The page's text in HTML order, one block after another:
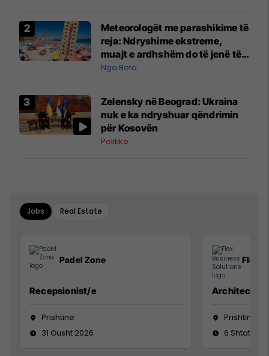
Meteorologët me parashikime të
reja: Ndryshime ekstreme,
muajt e ardhshëm do të jenë të
pazakontë
Nga Bota
Zelensky në Beograd: Ukraina
nuk e ka ndryshuar qëndrimin
për Kosovën
Politikë
Jobs Real Estate
Padel Zone
Recepsionist/e
Prishtine
31 Gusht 2026
Flex
Architect
Prishtinë
6 Shtator